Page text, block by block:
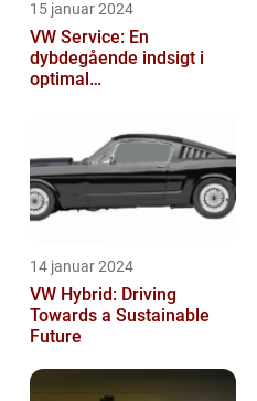
15 januar 2024
VW Service: En
dybdegående indsigt i
optimal
14 januar 2024
VW Hybrid: Driving
Towards a Sustainable
Future